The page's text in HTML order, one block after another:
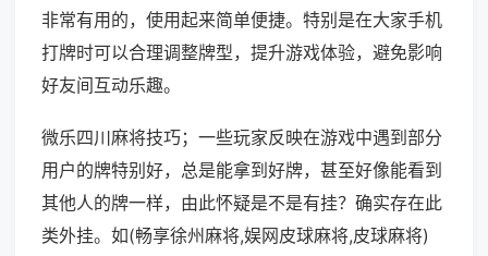
非常有用的，使用起来简单便捷。特别是在大家手机
打牌时可以合理调整牌型，提升游戏体验，避免影响
好友间互动乐趣。
微乐四川麻将技巧；一些玩家反映在游戏中遇到部分
用户的牌特别好，总是能拿到好牌，甚至好像能看到
其他人的牌一样，由此怀疑是不是有挂？确实存在此
类外挂。如(畅享徐州麻将,娱网皮球麻将,皮球麻将)